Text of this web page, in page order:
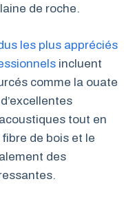
de roche.
les plus appréciés
incluent
comme la ouate
tout en
de bois et le
des